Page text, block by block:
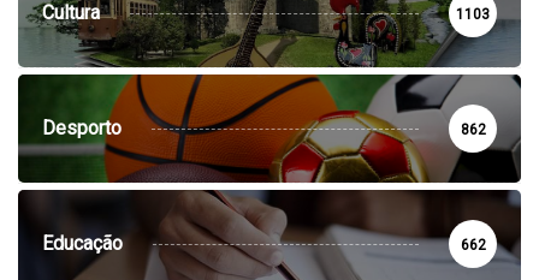
Cultura 1103
Desporto 862
Educação 662